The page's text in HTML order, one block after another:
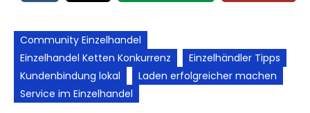
Community Einzelhandel
Einzelhandel Ketten Konkurrenz
Einzelhändler Tipps
Kundenbindung lokal
Laden erfolgreicher machen
Service im Einzelhandel